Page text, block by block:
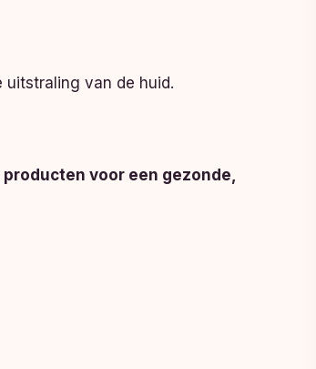
van de huid.
voor een gezonde,